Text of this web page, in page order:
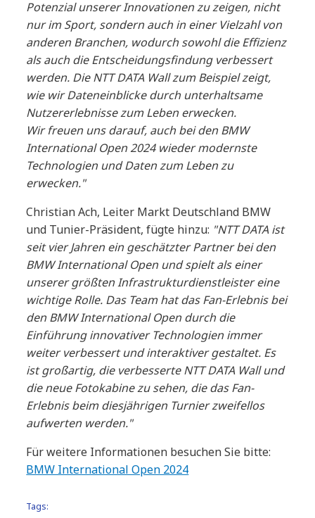
Potenzial unserer Innovationen zu zeigen, nicht
nur im Sport, sondern auch in einer Vielzahl von
anderen Branchen, wodurch sowohl die Effizienz
als auch die Entscheidungsfindung verbessert
werden. Die NTT DATA Wall zum Beispiel zeigt,
wie wir Dateneinblicke durch unterhaltsame
Nutzererlebnisse zum Leben erwecken.
Wir freuen uns darauf, auch bei den BMW
International Open 2024 wieder modernste
Technologien und Daten zum Leben zu
erwecken."
Christian Ach, Leiter Markt Deutschland BMW
und Tunier-Präsident, fügte hinzu: "NTT DATA ist
seit vier Jahren ein geschätzter Partner bei den
BMW International Open und spielt als einer
unserer größten Infrastrukturdienstleister eine
wichtige Rolle. Das Team hat das Fan-Erlebnis bei
den BMW International Open durch die
Einführung innovativer Technologien immer
weiter verbessert und interaktiver gestaltet. Es
ist großartig, die verbesserte NTT DATA Wall und
die neue Fotokabine zu sehen, die das Fan-
Erlebnis beim diesjährigen Turnier zweifellos
aufwerten werden."
Für weitere Informationen besuchen Sie bitte:
BMW International Open 2024
Tags: